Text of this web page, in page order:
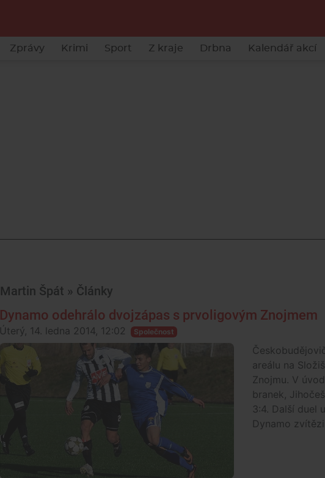
Zprávy Krimi Sport Z kraje Drbna Kalendář akcí
Martin Špát » Články
Dynamo odehrálo dvojzápas s prvoligovým Znojmem
Úterý, 14. ledna 2014, 12:02 Společnost
areálu na
Znojmu. V
branek,
3:4. Další duel
Dynamo